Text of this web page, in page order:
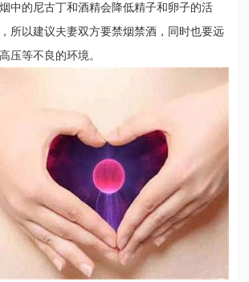
的尼古丁和酒精会降低精子和卵子的活
所以建议夫妻双方要禁烟禁酒，同时也要远
压等不良的环境。